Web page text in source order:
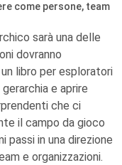
come persone, team
sarà una delle
dovranno
libro per esploratori
e aprire
che ci
il campo da gioco
passi in una direzione
e organizzazioni.